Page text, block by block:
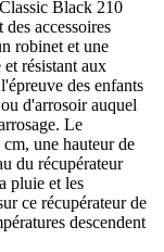
Black 210
accessoires
robinet et une
résistant aux
des enfants
d'arrosoir auquel
Le
une hauteur de
du récupérateur
pluie et les
ce récupérateur de
descendent